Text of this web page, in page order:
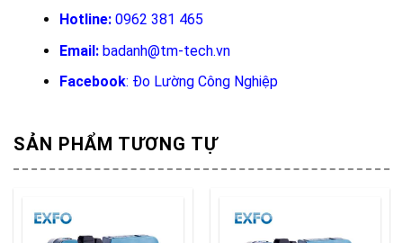
Hotline: 0962 381 465
Email: badanh@tm-tech.vn
Facebook: Đo Lường Công Nghiệp
SẢN PHẨM TƯƠNG TỰ